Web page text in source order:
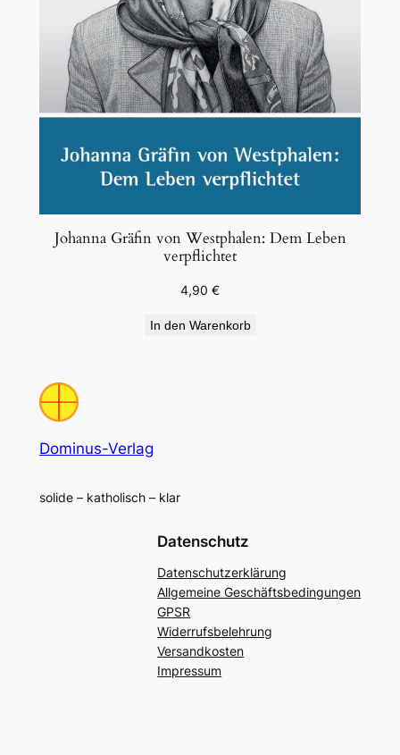
Johanna Gräfin von Westphalen: Dem Leben
verpflichtet
4,90 €
In den Warenkorb
Dominus-Verlag
solide – katholisch – klar
Datenschutz
Datenschutzerklärung
Allgemeine Geschäftsbedingungen
GPSR
Widerrufsbelehrung
Versandkosten
Impressum